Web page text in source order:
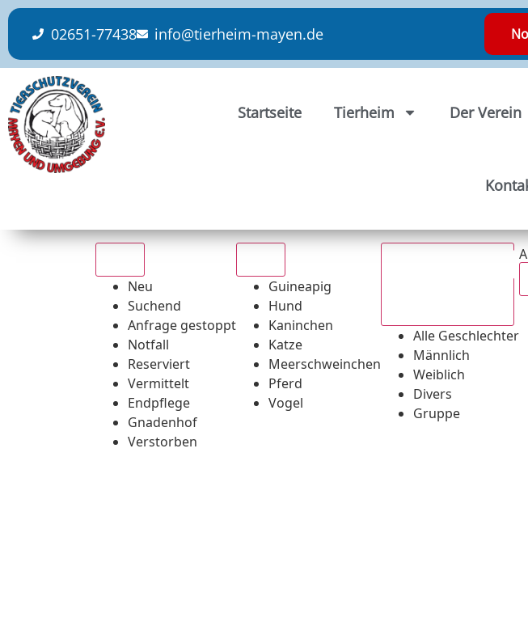
content
02651-77438 info@tierheim-mayen.de
Startseite Tierheim Der Verein
Neu
Suchend
Anfrage gestoppt
Notfall
Reserviert
Vermittelt
Endpflege
Gnadenhof
Verstorben
Guineapig
Hund
Kaninchen
Katze
Meerschweinchen
Pferd
Vogel
Alle Geschlechter
Männlich
Weiblich
Divers
Gruppe